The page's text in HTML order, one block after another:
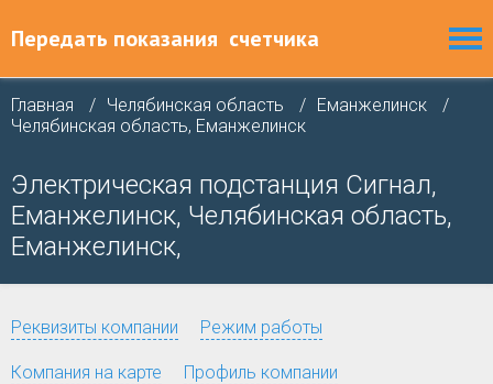
Передать показания счетчика
Главная Челябинская область
Еманжелинск
Челябинская область, Еманжелинск
Электрическая подстанция Сигнал,
Еманжелинск, Челябинская область,
Еманжелинск,
Реквизиты компании Режим работы
Компания на карте Профиль компании